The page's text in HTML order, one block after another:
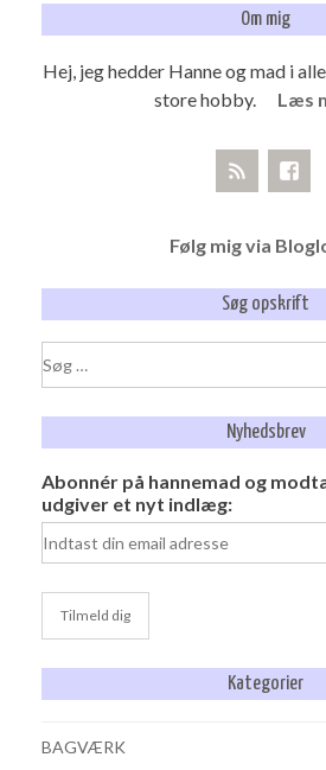
Om mig
Hej, jeg hedder Hanne og mad i
store hobby. Læs
Følg mig via
Søg opskrift
efter:
Nyhedsbrev
Abonnér på hannemad og
udgiver et nyt indlæg:
Kategorier
BAGVÆRK